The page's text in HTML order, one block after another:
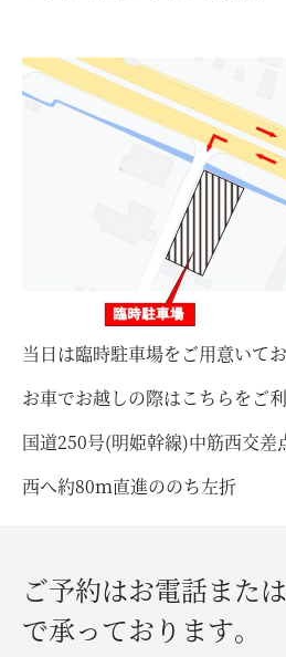
当日は臨時駐車場をご用意いてお
お車でお越しの際はこちらをご
国道250号(明姫幹線)中筋西交差
西へ約80ｍ直進ののち左折
ご予約はお電話また
で承っております。